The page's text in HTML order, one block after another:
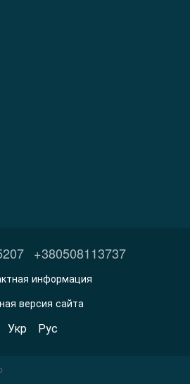
+380508113737
информация
версия сайта
Укр Рус